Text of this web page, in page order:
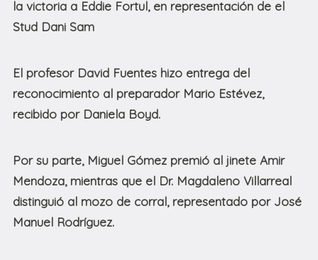
la victoria a Eddie Fortul, en representación de el
Stud Dani Sam
El profesor David Fuentes hizo entrega del
reconocimiento al preparador Mario Estévez,
recibido por Daniela Boyd.
Por su parte, Miguel Gómez premió al jinete Amir
Mendoza, mientras que el Dr. Magdaleno Villarreal
distinguió al mozo de corral, representado por José
Manuel Rodríguez.